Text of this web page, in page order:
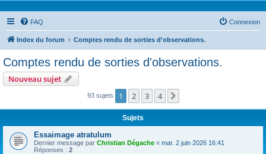
FAQ Connexion
Index du forum Comptes rendu de sorties d'observations.
Comptes rendu de sorties d'observations.
Nouveau sujet
93 sujets 1 2 3 4
Sujets
Essaimage atratulum
Dernier message par Christian Dégache « mar. 2 juin 2026 16:41
Réponses : 2